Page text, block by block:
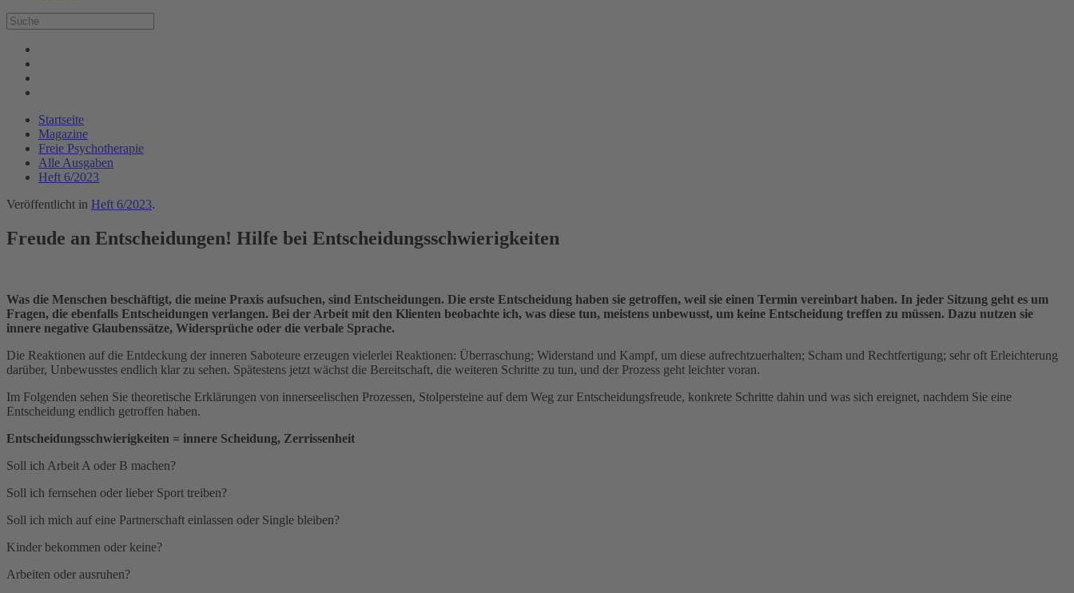
Startseite
Magazine
Freie Psychotherapie
Alle Ausgaben
Heft 6/2023
Veröffentlicht in Heft 6/2023.
Freude an Entscheidungen! Hilfe bei Entscheidungsschwierigkeiten
Was die Menschen beschäftigt, die meine Praxis aufsuchen, sind Entscheidungen. Die erste Entscheidung haben sie getroffen, weil sie einen Termin vereinbart haben. In jeder Sitzung geht es um
Fragen, die ebenfalls Entscheidungen verlangen. Bei der Arbeit mit den Klienten beobachte ich, was diese tun, meistens unbewusst, um keine Entscheidung treffen zu müssen. Dazu nutzen sie
innere negative Glaubenssätze, Widersprüche oder die verbale Sprache.
Die Reaktionen auf die Entdeckung der inneren Saboteure erzeugen vielerlei Reaktionen: Überraschung; Widerstand und Kampf, um diese aufrechtzuerhalten; Scham und Rechtfertigung; sehr oft Erleichterung
darüber, Unbewusstes endlich klar zu sehen. Spätestens jetzt wächst die Bereitschaft, die weiteren Schritte zu tun, und der Prozess geht leichter voran.
Im Folgenden sehen Sie theoretische Erklärungen von innerseelischen Prozessen, Stolpersteine auf dem Weg zur Entscheidungsfreude, konkrete Schritte dahin und was sich ereignet, nachdem Sie eine
Entscheidung endlich getroffen haben.
Entscheidungsschwierigkeiten = innere Scheidung, Zerrissenheit
Soll ich Arbeit A oder B machen?
Soll ich fernsehen oder lieber Sport treiben?
Soll ich mich auf eine Partnerschaft einlassen oder Single bleiben?
Kinder bekommen oder keine?
Arbeiten oder ausruhen?